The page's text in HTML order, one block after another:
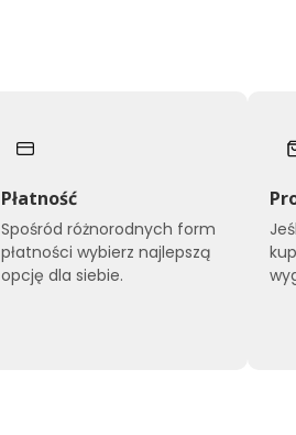
Płatność
Spośród różnorodnych form
płatności wybierz najlepszą
opcję dla siebie.